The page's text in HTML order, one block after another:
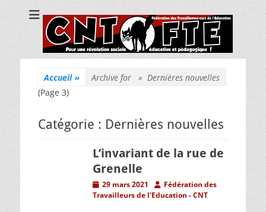
CNT Fédération
des
Travailleuses/eurs
de l'Education
Pour une révolution sociale, éducative et pédagogique !
Accueil » Archive for » Dernières nouvelles
(Page 3)
Catégorie : Dernières nouvelles
L’invariant de la rue de
Grenelle
Posted
on
29 mars 2021 AuthorFédération des
Travailleurs de l'Education - CNT